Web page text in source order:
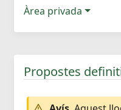
Àrea privada
Propostes